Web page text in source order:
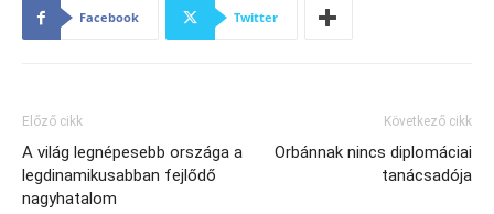
Facebook Twitter
Előző cikk
A világ legnépesebb országa a
legdinamikusabban fejlődő
nagyhatalom
Következő cikk
Orbánnak nincs diplomáciai
tanácsadója